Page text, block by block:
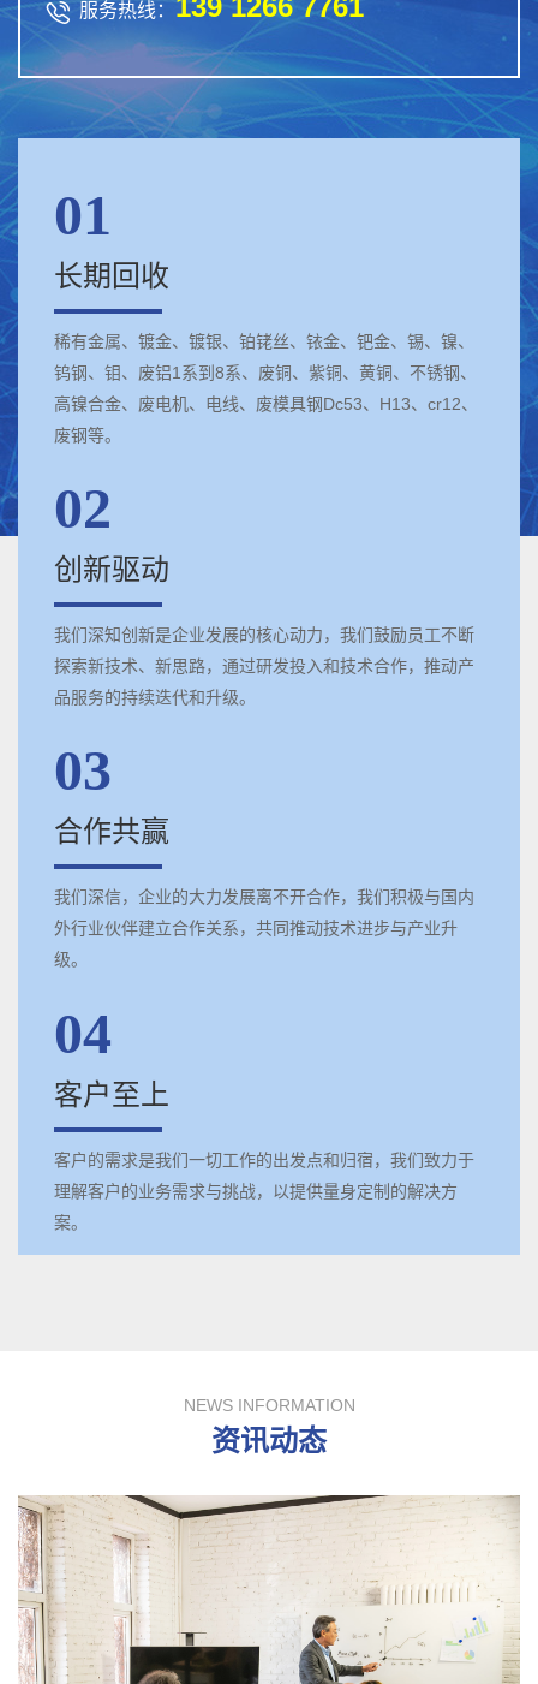
 服务热线：
01
长期回收
稀有金属、镀金、镀银、铂铑丝、铱金、钯金、锡、镍、
钨钢、钼、废铝1系到8系、废铜、紫铜、黄铜、不锈钢、
高镍合金、废电机、电线、废模具钢Dc53、H13、cr12、
废钢等。
02
创新驱动
我们深知创新是企业发展的核心动力，我们鼓励员工不断
探索新技术、新思路，通过研发投入和技术合作，推动产
品服务的持续迭代和升级。
03
合作共赢
我们深信，企业的大力发展离不开合作，我们积极与国内
外行业伙伴建立合作关系，共同推动技术进步与产业升
级。
04
客户至上
客户的需求是我们一切工作的出发点和归宿，我们致力于
理解客户的业务需求与挑战，以提供量身定制的解决方
案。
NEWS INFORMATION
资讯动态